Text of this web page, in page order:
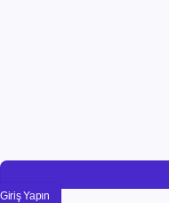
Giriş Yapın